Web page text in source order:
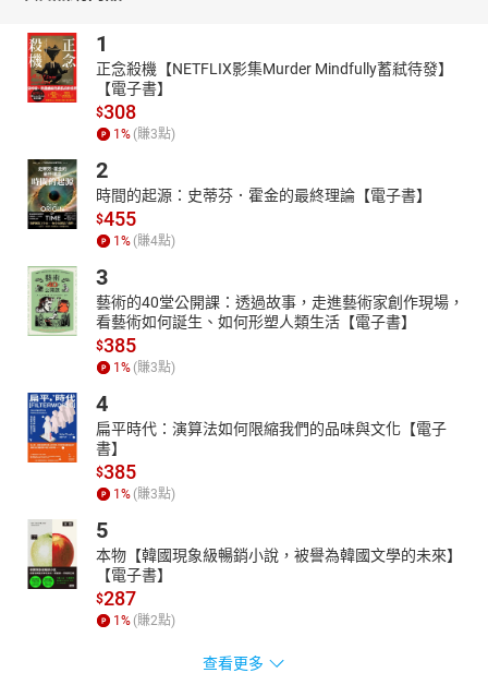
的顏色，也喜歡藏一些情緒在文字裡，但沒想過有天會將他們放在
一起，成了可以在裡面藏滿彩蛋的繪本。
【朗讀者簡介】
從小喜歡朗讀，因爲聲音有著讓人專注的力量，彷彿全世界都安靜
下來，仔細聆聽每一段動人故事。
現職廣告、有聲教材配音員，資歷已屆10年，仍然繼續透過聲音，
讓世界認識我。
1
正念殺機【NETFLIX影集Murder Mindfully蓄弒待發】
【電子書】
$308
1 % (賺3點)
2
時間的起源：史蒂芬．霍金的最終理論【電子書】
$455
1 % (賺4點)
3
藝術的40堂公開課：透過故事，走進藝術家創作現場，
看藝術如何誕生、如何形塑人類生活【電子書】
$385
1 % (賺3點)
4
扁平時代：演算法如何限縮我們的品味與文化【電子
書】
$385
1 % (賺3點)
5
本物【韓國現象級暢銷小說，被譽為韓國文學的未來】
【電子書】
$287
1 % (賺2點)
查看更多